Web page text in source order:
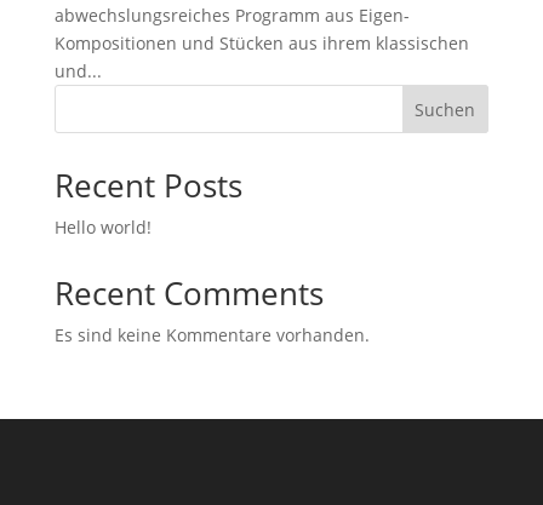
abwechslungsreiches Programm aus Eigen-
Kompositionen und Stücken aus ihrem klassischen
und...
Suchen
Recent Posts
Hello world!
Recent Comments
Es sind keine Kommentare vorhanden.